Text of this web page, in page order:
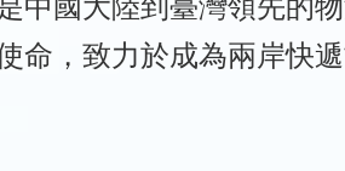
中國大陸到臺灣領先的
命，致力於成為兩岸快